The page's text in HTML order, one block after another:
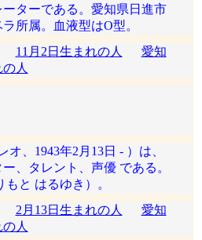
ターである。愛知県日進市
所属。血液型はO型。
11月2日生まれの人
愛知
人
、1943年2月13日 - ）は、
、タレント、声優 である。
と はるゆき）。
2月13日生まれの人
愛知
人